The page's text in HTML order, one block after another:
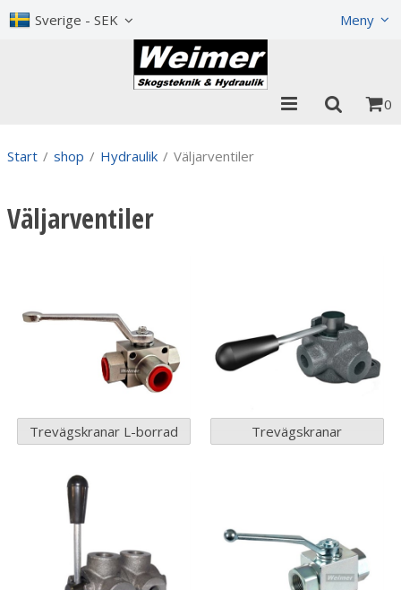
Sverige - SEK Meny
0
Start / shop / Hydraulik / Väljarventiler
Väljarventiler
Trevägskranar L-borrad Trevägskranar